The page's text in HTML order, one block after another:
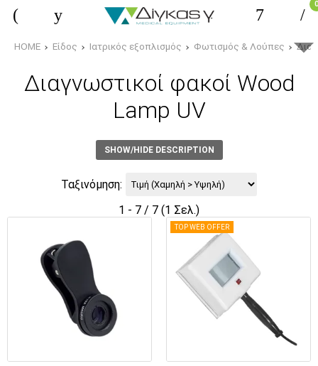
0
HOME Είδος Ιατρικός εξοπλισμός Φωτισμός & Λούπες
Διαγνωστικοί φακοί Wood
Lamp UV
SHOW/HIDE DESCRIPTION
Ταξινόμηση:
1 - 7 / 7 (1 Σελ.)
TOP WEB OFFER